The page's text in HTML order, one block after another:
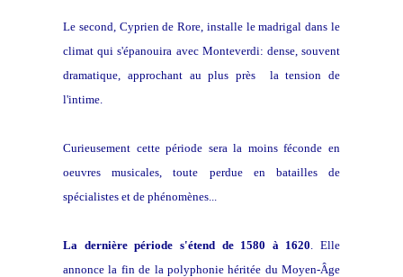
Le second, Cyprien de Rore, installe le madrigal dans le
climat qui s'épanouira avec Monteverdi: dense, souvent
dramatique, approchant au plus près la tension de
l'intime.
Curieusement cette période sera la moins féconde en
oeuvres musicales, toute perdue en batailles de
spécialistes et de phénomènes...
La dernière période s'étend de 1580 à 1620 . Elle
annonce la fin de la polyphonie héritée du Moyen-Âge